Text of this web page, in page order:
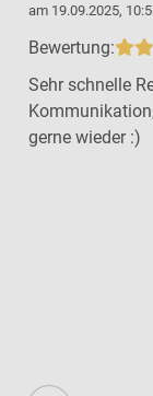
am 19.09.2025,
Bewertung:
Sehr schnelle
gerne wieder :)